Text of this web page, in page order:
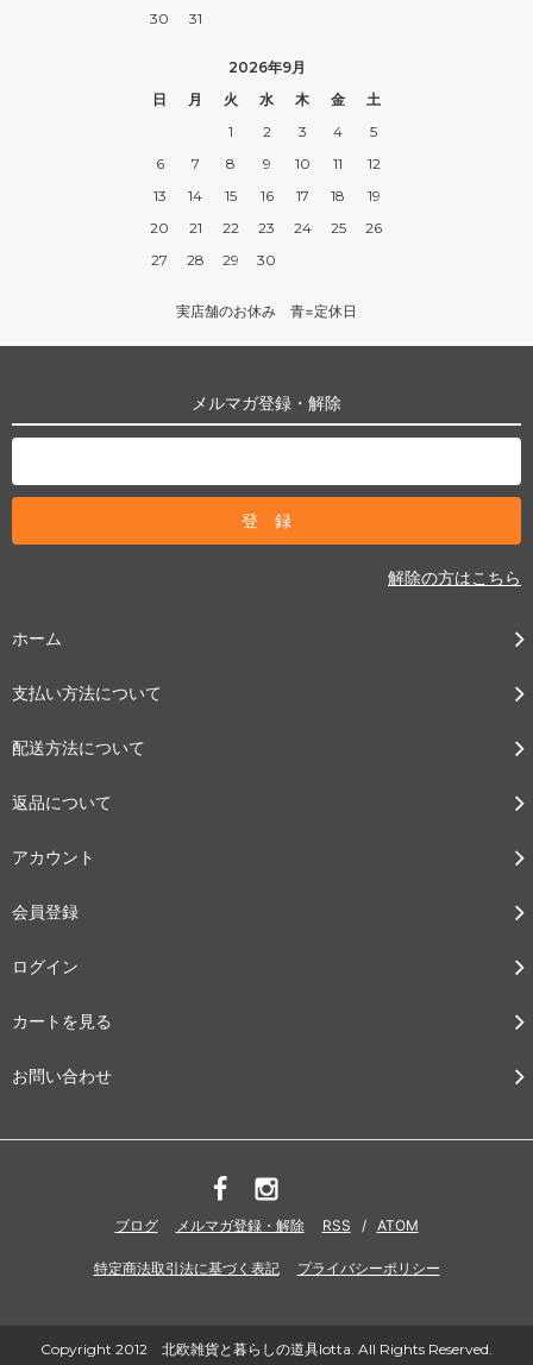
30
31
2026年9月
日
月 火 水 木 金
土
1
2 3 4
5
6
7 8 9 10 11
12
13
14 15 16 17 18
19
20
21 22 23 24 25
26
27
28 29 30
実店舗のお休み 青=定休日
メルマガ登録・解除
解除の方はこちら
ホーム
支払い方法について
配送方法について
返品について
アカウント
会員登録
ログイン
カートを見る
お問い合わせ
ブログ メルマガ登録・解除 RSS / ATOM
特定商法取引法に基づく表記 プライバシーポリシー
Copyright 2012 北欧雑貨と暮らしの道具lotta. All Rights Reserved.